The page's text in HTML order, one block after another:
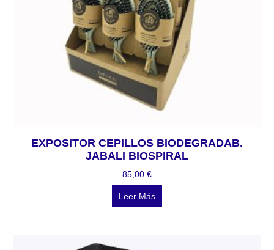
EXPOSITOR CEPILLOS BIODEGRADAB.
JABALI BIOSPIRAL
85,00 €
Leer Más